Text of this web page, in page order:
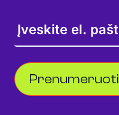
Prenumeruoti